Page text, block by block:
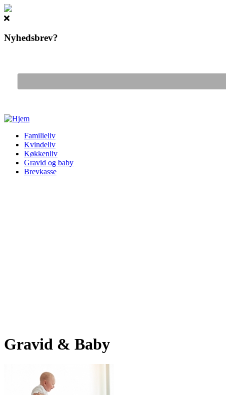
Nyhedsbrev?
Gå til hovedindhold
Familieliv
Kvindeliv
Køkkenliv
Gravid og baby
Brevkasse
Gravid & Baby